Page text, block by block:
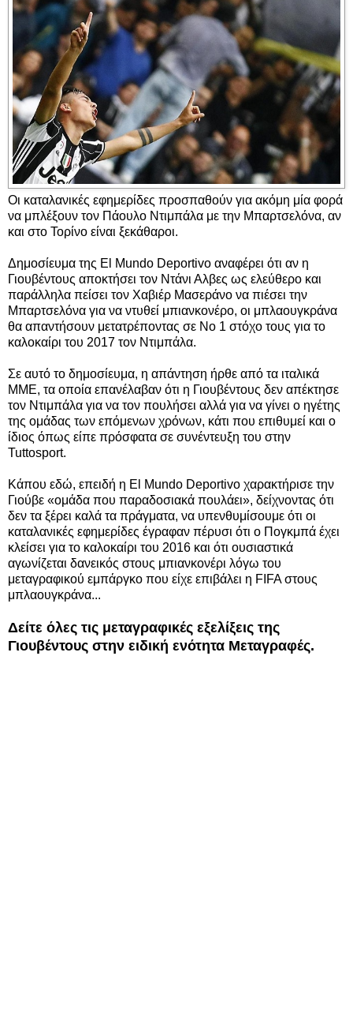
Οι καταλανικές εφημερίδες προσπαθούν για ακόμη μία φορά
να μπλέξουν τον Πάουλο Ντιμπάλα με την Μπαρτσελόνα, αν
και στο Τορίνο είναι ξεκάθαροι.
Δημοσίευμα της El Mundo Deportivo αναφέρει ότι αν η
Γιουβέντους αποκτήσει τον Ντάνι Αλβες ως ελεύθερο και
παράλληλα πείσει τον Χαβιέρ Μασεράνο να πιέσει την
Μπαρτσελόνα για να ντυθεί μπιανκονέρο, οι μπλαουγκράνα
θα απαντήσουν μετατρέποντας σε Νο 1 στόχο τους για το
καλοκαίρι του 2017 τον Ντιμπάλα.
Σε αυτό το δημοσίευμα, η απάντηση ήρθε από τα ιταλικά
ΜΜΕ, τα οποία επανέλαβαν ότι η Γιουβέντους δεν απέκτησε
τον Ντιμπάλα για να τον πουλήσει αλλά για να γίνει ο ηγέτης
της ομάδας των επόμενων χρόνων, κάτι που επιθυμεί και ο
ίδιος όπως είπε πρόσφατα σε συνέντευξη του στην
Tuttosport.
Κάπου εδώ, επειδή η El Mundo Deportivo χαρακτήρισε την
Γιούβε «ομάδα που παραδοσιακά πουλάει», δείχνοντας ότι
δεν τα ξέρει καλά τα πράγματα, να υπενθυμίσουμε ότι οι
καταλανικές εφημερίδες έγραφαν πέρυσι ότι ο Πογκμπά έχει
κλείσει για το καλοκαίρι του 2016 και ότι ουσιαστικά
αγωνίζεται δανεικός στους μπιανκονέρι λόγω του
μεταγραφικού εμπάργκο που είχε επιβάλει η FIFA στους
μπλαουγκράνα...
Δείτε όλες τις μεταγραφικές εξελίξεις της
Γιουβέντους στην ειδική ενότητα Μεταγραφές.